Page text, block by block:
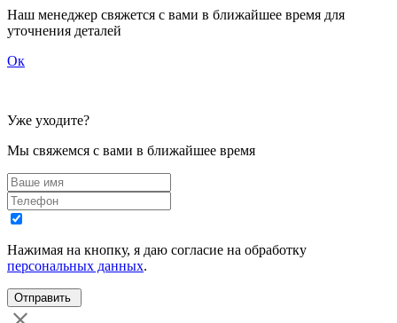
Наш менеджер свяжется с вами в ближайшее время для
уточнения деталей
Ок
Уже уходите?
Мы свяжемся с вами в ближайшее время
Нажимая на кнопку, я даю согласие на обработку
персональных данных.